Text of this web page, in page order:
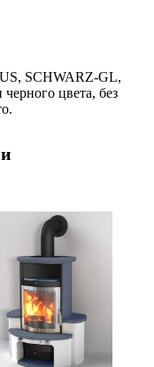
SCHWARZ-GL,
цвета, без